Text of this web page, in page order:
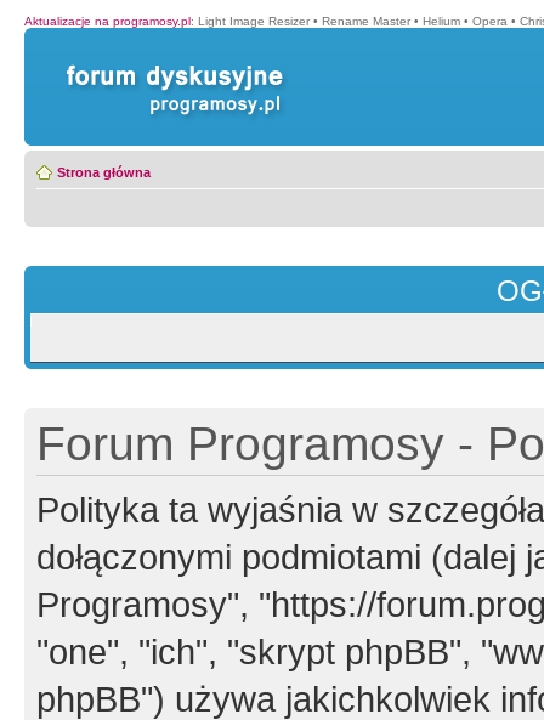
Aktualizacje na programosy.pl: Light Image Resizer • Rename Master • Helium • Opera •
Strona główna
Forum Programosy -
Polityka ta wyjaśnia w
dołączonymi podmiotami (dalej
Programosy", "https://
"one", "ich", "skrypt phpBB",
phpBB") używa jakichkolwiek